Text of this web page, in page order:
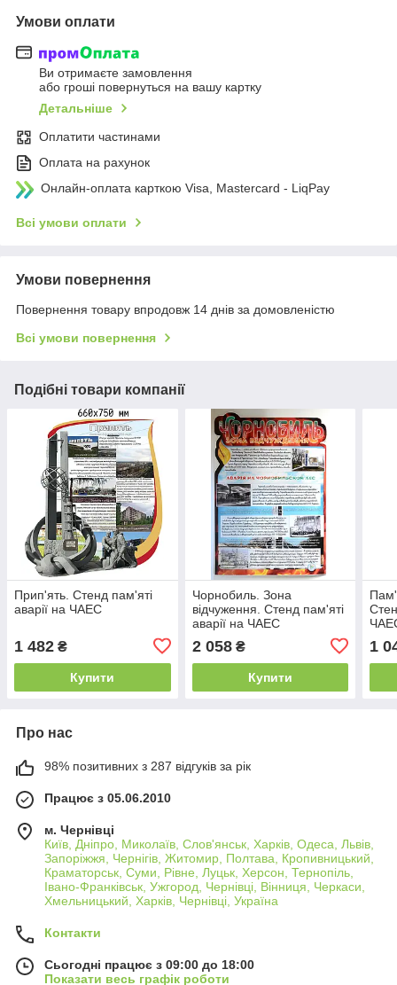
Умови оплати
Ви отримаєте замовлення
або гроші повернуться на вашу картку
Детальніше
Оплатити частинами
Оплата на рахунок
Онлайн-оплата карткою Visa, Mastercard - LiqPay
Всі умови оплати
Умови повернення
Повернення товару впродовж 14 днів за домовленістю
Всі умови повернення
Подібні товари компанії
Прип'ять. Стенд пам'яті
аварії на ЧАЕС
1 482 ₴
Купити
Чорнобиль. Зона
відчуження. Стенд пам'яті
аварії на ЧАЕС
2 058₴
Купити
1
Про нас
98% позитивних з 287 відгуків за рік
Працює з 05.06.2010
м. Чернівці
Київ, Дніпро, Миколаїв, Слов'янськ, Харків, Одеса, Львів,
Запоріжжя, Чернігів, Житомир, Полтава, Кропивницький,
Краматорськ, Суми, Рівне, Луцьк, Херсон, Тернопіль,
Івано-Франківськ, Ужгород, Чернівці, Вінниця, Черкаси,
Хмельницький, Харків, Чернівці, Україна
Контакти
Сьогодні працює з 09:00 до 18:00
Показати весь графік роботи